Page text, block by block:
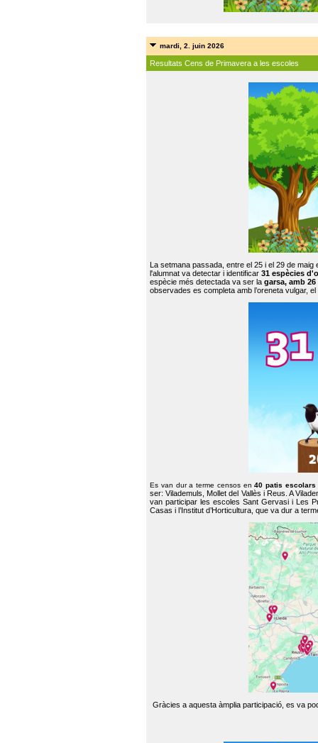
mardi, 2. juin 2026
Resultats Cens de Primavera a les escoles
La setmana passada, entre el 25 i el 29 de
l'alumnat va detectar i identificar 31 espècies
espècie més detectada va ser la garsa, amb
observades es completa amb l’oreneta vulgar,
Es van dur a terme censos en40 patis escolars
ser: Vilademuls, Mollet del Vallès i Reus. A
van participar les escoles Sant Gervasi i Les
Casas i l’Institut d’Horticultura, que va dur a
Gràcies a aquesta àmplia participació, es va